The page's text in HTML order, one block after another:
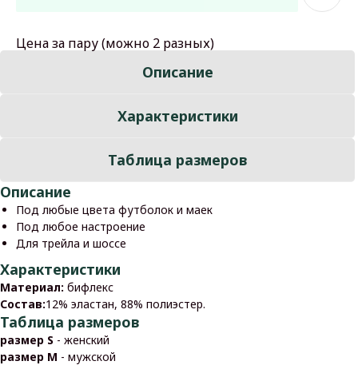
Цена за пару (можно 2 разных)
Описание
Характеристики
Таблица размеров
Описание
Под любые цвета футболок и маек
Под любое настроение
Для трейла и шоссе
Характеристики
Материал: бифлекс
Состав:12% эластан, 88% полиэстер.
Таблица размеров
размер S - женский
размер M - мужской